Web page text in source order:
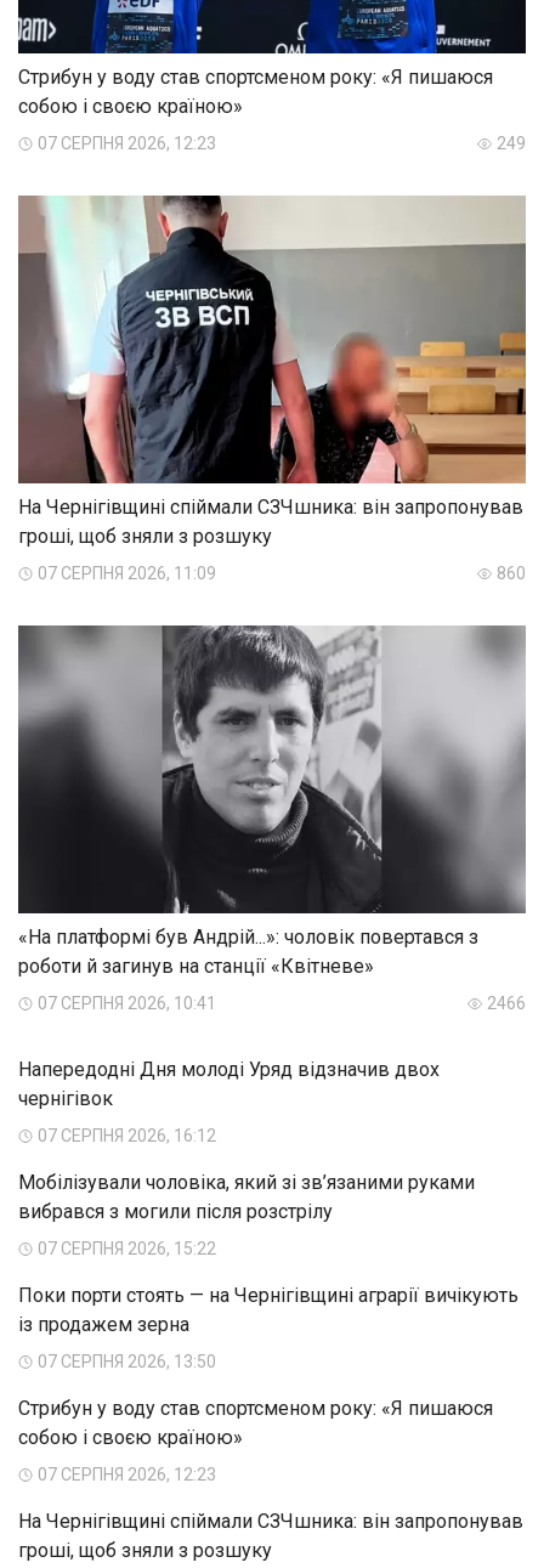
Стрибун у воду став спортсменом року: «Я пишаюся
собою і своєю країною»
07 СЕРПНЯ 2026, 12:23 249
На Чернігівщині спіймали СЗЧшника: він запропонував
гроші, щоб зняли з розшуку
07 СЕРПНЯ 2026, 11:09 860
«На платформі був Андрій...»: чоловік повертався з
роботи й загинув на станції «Квітневе»
07 СЕРПНЯ 2026, 10:41 2466
Напередодні Дня молоді Уряд відзначив двох
чернігівок
07 СЕРПНЯ 2026, 16:12
Мобілізували чоловіка, який зі зв’язаними руками
вибрався з могили після розстрілу
07 СЕРПНЯ 2026, 15:22
Поки порти стоять — на Чернігівщині аграрії вичікують
із продажем зерна
07 СЕРПНЯ 2026, 13:50
Стрибун у воду став спортсменом року: «Я пишаюся
собою і своєю країною»
07 СЕРПНЯ 2026, 12:23
На Чернігівщині спіймали СЗЧшника: він запропонував
гроші, щоб зняли з розшуку